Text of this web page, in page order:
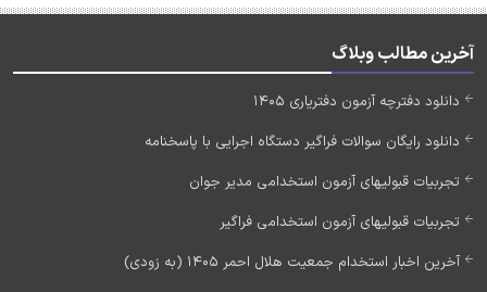
آخرین مطالب وبلاگ
دانلود دفترچه آزمون دفتریاری 1405
دانلود رایگان سوالات فراگیر دستگاه اجرایی با پاسخنامه
تجربیات قبولیهای آزمون استخدامی مدیر جوان
تجربیات قبولیهای آزمون استخدامی فراگیر
آخرین اخبار استخدام جمعیت هلال احمر 1405 (به زودی)